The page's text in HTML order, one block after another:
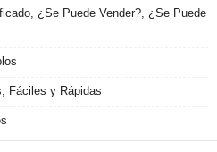
¿Se Puede Vender?, ¿Se Puede
Fáciles y Rápidas